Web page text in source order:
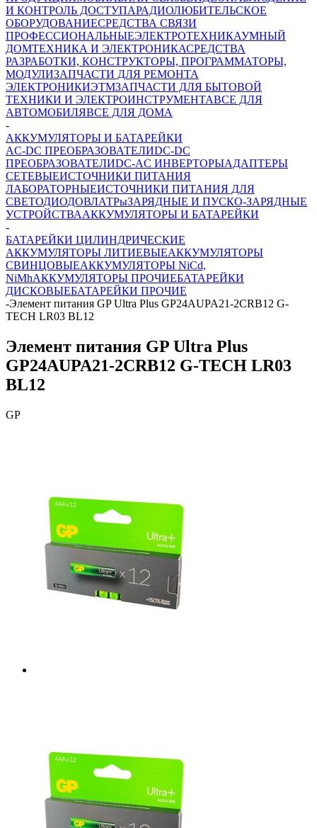
И КОНТРОЛЬ ДОСТУПАРАДИОЛЮБИТЕЛЬСКОЕ
ОБОРУДОВАНИЕСРЕДСТВА СВЯЗИ
ПРОФЕССИОНАЛЬНЫЕЭЛЕКТРОТЕХНИКАУМНЫЙ
ДОМТЕХНИКА И ЭЛЕКТРОНИКАСРЕДСТВА
РАЗРАБОТКИ, КОНСТРУКТОРЫ, ПРОГРАММАТОРЫ,
МОДУЛИЗАПЧАСТИ ДЛЯ РЕМОНТА
ЭЛЕКТРОНИКИЭТМЗАПЧАСТИ ДЛЯ БЫТОВОЙ
ТЕХНИКИ И ЭЛЕКТРОИНСТРУМЕНТАВСЕ ДЛЯ
АВТОМОБИЛЯВСЕ ДЛЯ ДОМА
-
АККУМУЛЯТОРЫ И БАТАРЕЙКИ
AC-DC ПРЕОБРАЗОВАТЕЛИDC-DC
ПРЕОБРАЗОВАТЕЛИDC-AC ИНВЕРТОРЫАДАПТЕРЫ
СЕТЕВЫЕИСТОЧНИКИ ПИТАНИЯ
ЛАБОРАТОРНЫЕИСТОЧНИКИ ПИТАНИЯ ДЛЯ
СВЕТОДИОДОВЛАТРыЗАРЯДНЫЕ И ПУСКО-ЗАРЯДНЫЕ
УСТРОЙСТВААККУМУЛЯТОРЫ И БАТАРЕЙКИ
-
БАТАРЕЙКИ ЦИЛИНДРИЧЕСКИЕ
АККУМУЛЯТОРЫ ЛИТИЕВЫЕАККУМУЛЯТОРЫ
СВИНЦОВЫЕАККУМУЛЯТОРЫ NiCd,
NiMhАККУМУЛЯТОРЫ ПРОЧИЕБАТАРЕЙКИ
ДИСКОВЫЕБАТАРЕЙКИ ПРОЧИЕ
-Элемент питания GP Ultra Plus GP24AUPA21-2CRB12 G-
TECH LR03 BL12
Элемент питания GP Ultra Plus
GP24AUPA21-2CRB12 G-TECH LR03
BL12
GP